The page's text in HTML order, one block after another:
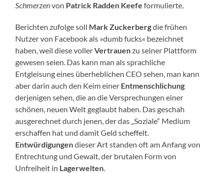
Schmerzenvon Patrick Radden Keefe formulierte.
Berichten zufolge soll Mark Zuckerbergdie frühen
Nutzer von Facebook als »dumb fucks« bezeichnet
haben, weil diese vollerVertrauenzu seiner Plattform
gewesen seien. Das kann man als sprachliche
Entgleisung eines überheblichen CEO sehen, man kann
aber darin auch den Keim einer Entmenschlichung
derjenigen sehen, die an die Versprechungen einer
schönen, neuen Welt geglaubt haben. Das geschah
ausgerechnet durch jenen, der das „Soziale“ Medium
erschaffen hat und damit Geld scheffelt.
Entwürdigungendieser Art standen oft am Anfang von
Entrechtung und Gewalt, der brutalen Form von
Unfreiheit in Lagerwelten.